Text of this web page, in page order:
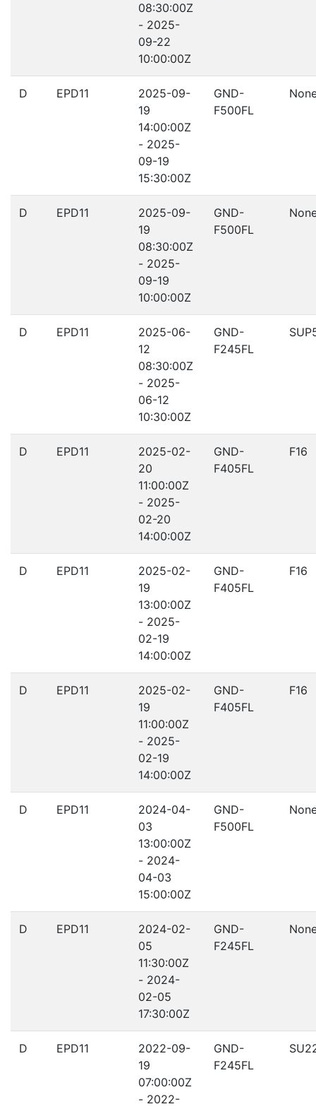
08:30:00Z
- 2025-
09-22
10:00:00Z
D EPD11
2025-09-
19
14:00:00Z
- 2025-
09-19
15:30:00Z
GND-
F500FL
D EPD11
2025-09-
19
08:30:00Z
- 2025-
09-19
10:00:00Z
GND-
F500FL
D EPD11
2025-06-
12
08:30:00Z
- 2025-
06-12
10:30:00Z
GND-
F245FL
D EPD11
2025-02-
20
11:00:00Z
- 2025-
02-20
14:00:00Z
GND-
F405FL
F16
D EPD11
2025-02-
19
13:00:00Z
- 2025-
02-19
14:00:00Z
GND-
F405FL
F16
D EPD11
2025-02-
19
11:00:00Z
- 2025-
02-19
14:00:00Z
GND-
F405FL
F16
D EPD11
2024-04-
03
13:00:00Z
- 2024-
04-03
15:00:00Z
GND-
F500FL
D EPD11
2024-02-
05
11:30:00Z
- 2024-
02-05
17:30:00Z
GND-
F245FL
D EPD11
2022-09-
19
07:00:00Z
- 2022-
GND-
F245FL